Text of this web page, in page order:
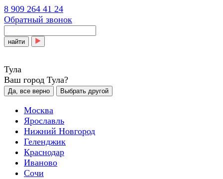
8 909 264 41 24
Обратный звонок
найти
Тула
Ваш город Тула?
Да, все верно Выбрать другой
Москва
Ярославль
Нижний Новгород
Геленджик
Краснодар
Иваново
Сочи